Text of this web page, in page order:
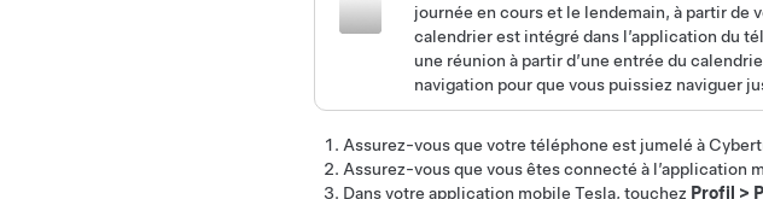
journée en cours et le lendemain, à partir de
calendrier est intégré dans l’application du
une réunion à partir d’une entrée du
navigation pour que vous puissiez naviguer
Assurez-vous que votre téléphone est jumelé à
Assurez-vous que vous êtes connecté à l’application
Dans votre application mobile Tesla, touchez Profil >